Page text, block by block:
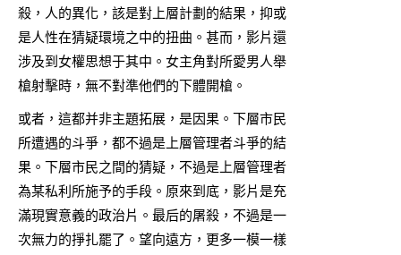
殺，人的異化，該是對上層計劃的結果，抑或
是人性在猜疑環境之中的扭曲。甚而，影片還
涉及到女權思想于其中。女主角對所愛男人舉
槍射擊時，無不對準他們的下體開槍。
或者，這都并非主題拓展，是因果。下層市民
所遭遇的斗爭，都不過是上層管理者斗爭的結
果。下層市民之間的猜疑，不過是上層管理者
為某私利所施予的手段。原來到底，影片是充
滿現實意義的政治片。最后的屠殺，不過是一
次無力的掙扎罷了。望向遠方，更多一模一樣